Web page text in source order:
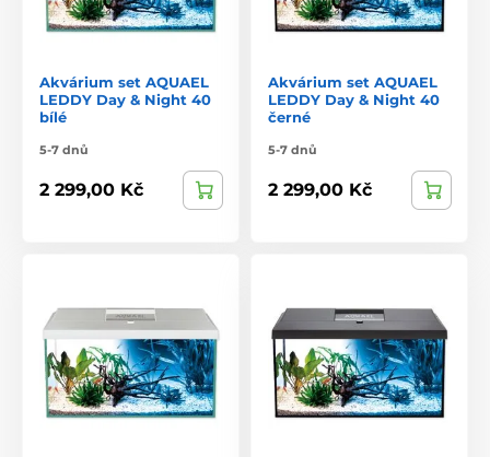
Akvárium set AQUAEL
LEDDY Day & Night 40
bílé
5-7 dnů
2 299,00 Kč
Akvárium set AQUAEL
LEDDY Day & Night 40
černé
5-7 dnů
2 299,00 Kč